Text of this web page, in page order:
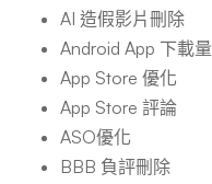
AI 造假影片刪除
Android App 下載量
App Store 優化
App Store 評論
ASO優化
BBB 負評刪除